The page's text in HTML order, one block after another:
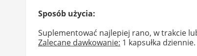
Sposób użycia:
Suplementować najlepiej rano, w trakcie
Zalecane dawkowanie: 1 kapsułka dziennie.